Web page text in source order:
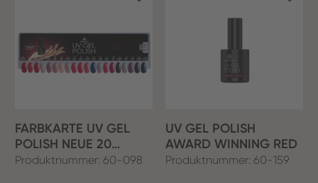
FARBKARTE UV GEL
POLISH NEUE 20
FARBEN
Produktnummer: 60-098
UV GEL POLISH
AWARD WINNING RED
Produktnummer: 60-159